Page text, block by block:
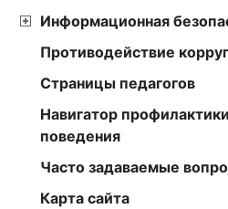
Информационная
Противодействие
Страницы педагогов
Навигатор
поведения
Часто задаваемые
Карта сайта